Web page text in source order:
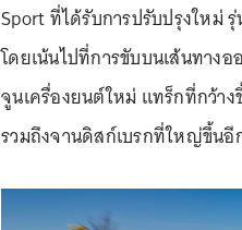
Sport ที่ได้รับการปรับปรุงใหม่
โดยเน้นไปที่การขับบนเส้นทาง
จูนเครื่องยนต์ใหม่ แทร็กที่กว้า
รวมถึงจานดิสก์เบรกที่ใหญ่ขึ้นอี